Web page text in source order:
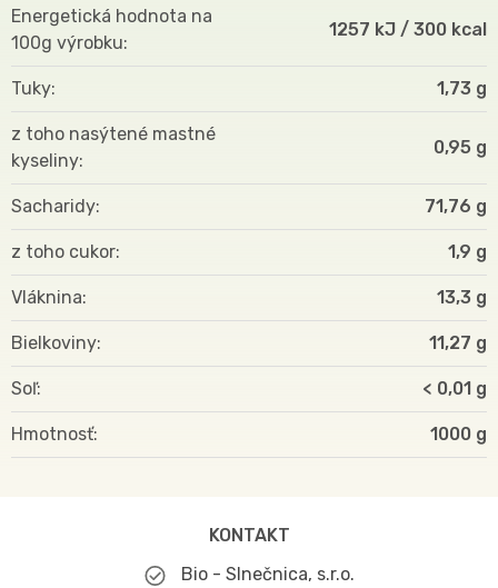
Energetická hodnota na
100g výrobku
1257 kJ / 300 kcal
Tuky 1,73 g
z toho nasýtené mastné
kyseliny
0,95 g
Sacharidy 71,76 g
z toho cukor 1,9 g
Vláknina 13,3 g
Bielkoviny 11,27 g
Soľ < 0,01 g
Hmotnosť 1000
KONTAKT
Bio - Slnečnica, s.r.o.